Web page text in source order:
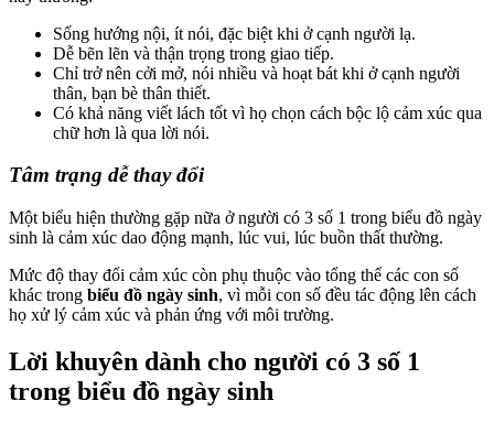
Sống hướng nội, ít nói, đặc biệt khi ở cạnh người lạ.
Dễ bẽn lẽn và thận trọng trong giao tiếp.
Chỉ trở nên cởi mở, nói nhiều và hoạt bát khi ở cạnh người
thân, bạn bè thân thiết.
Có khả năng viết lách tốt vì họ chọn cách bộc lộ cảm xúc qua
chữ hơn là qua lời nói.
Tâm trạng dễ thay đổi
Một biểu hiện thường gặp nữa ở người có 3 số 1 trong biểu đồ ngày
sinh là cảm xúc dao động mạnh, lúc vui, lúc buồn thất thường.
Mức độ thay đổi cảm xúc còn phụ thuộc vào tổng thể các con số
khác trong biểu đồ ngày sinh, vì mỗi con số đều tác động lên cách
họ xử lý cảm xúc và phản ứng với môi trường.
Lời khuyên dành cho người có 3 số 1
trong biểu đồ ngày sinh